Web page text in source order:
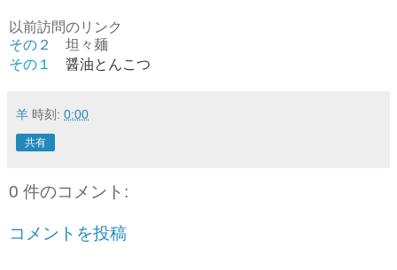
以前訪問のリンク
その２
坦々麺
その１ 醤油とんこつ
羊 時刻: 0:00
共有
0 件のコメント:
コメントを投稿